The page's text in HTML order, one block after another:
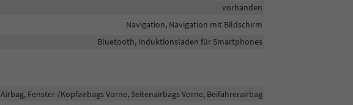
vorhanden
Navigation, Navigation mit Bildschirm
Bluetooth, Induktionsladen für Smartphones
Airbag, Fenster-/Kopfairbags Vorne, Seitenairbags Vorne, Beifahrerairbag